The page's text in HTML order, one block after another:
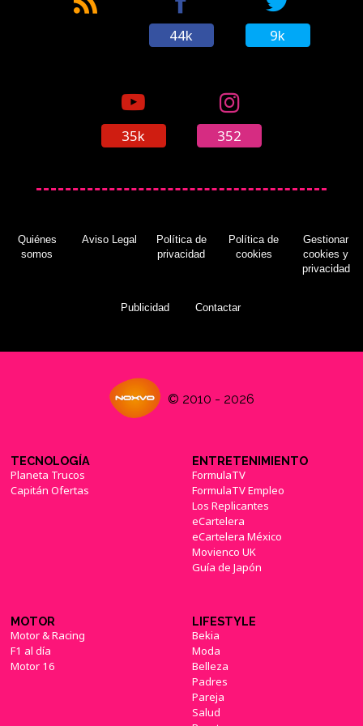
44k 9k
35k 352
Quiénes
somos
Aviso Legal
Política de
privacidad
Política de
cookies
Gestionar
cookies y
privacidad
Publicidad Contactar
© 2010 - 2026
TECNOLOGÍA
Planeta Trucos
Capitán Ofertas
ENTRETENIMIENTO
FormulaTV
FormulaTV Empleo
Los Replicantes
eCartelera
eCartelera México
Movienco UK
Guía de Japón
MOTOR
Motor & Racing
F1 al día
Motor 16
LIFESTYLE
Bekia
Moda
Belleza
Padres
Pareja
Salud